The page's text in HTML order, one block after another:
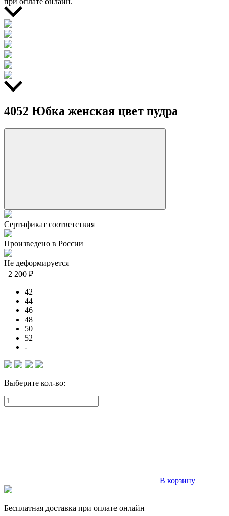
4052 Юбка женская цвет пудра
Сертификат соответствия
Произведено в России
Не деформируется
2 200 ₽
42
44
46
48
50
52
-
Выберите кол-во:
В корзину
Бесплатная доставка при оплате онлайн